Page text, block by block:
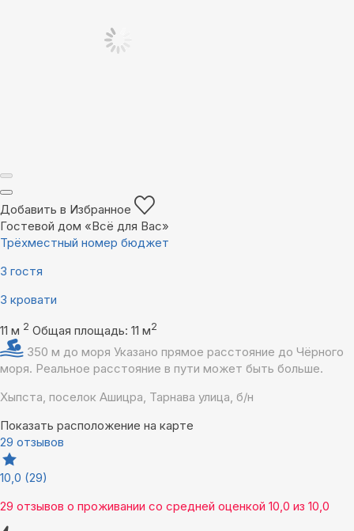
Добавить в Избранное
Гостевой дом «Всё для Вас»
Трёхместный номер бюджет
3 гостя
3 кровати
11 м 2 Общая площадь: 11 м2
350 м до моря Указано прямое расстояние до Чёрного
моря. Реальное расстояние в пути может быть больше.
Хыпста, поселок Ашицра, Тарнава улица, б/н
Показать расположение на карте
29 отзывов
10,0 (29)
29 отзывов о проживании со средней оценкой 10,0 из 10,0